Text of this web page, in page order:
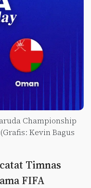
Championship
Kevin Bagus
Timnas
FIFA